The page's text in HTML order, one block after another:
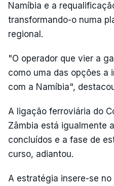
Namíbia e a
transformando-o numa
regional.
"O operador que vier a
como uma das opções a
com a Namíbia",
A ligação ferroviária do
Zâmbia está igualmente
concluídos e a fase de
curso, adiantou.
A estratégia insere-se no